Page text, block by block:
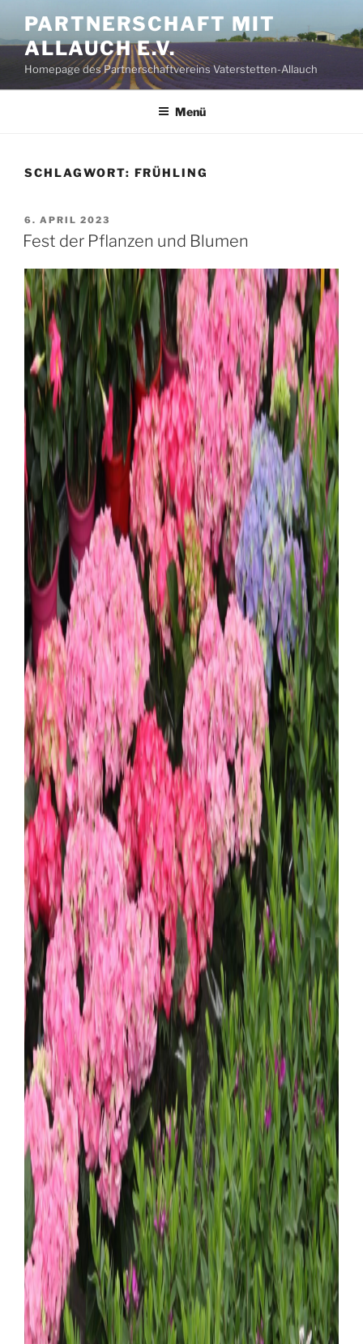
Inhalt
springen
PARTNERSCHAFT MIT
ALLAUCH E.V.
Homepage des Partnerschaftvereins Vaterstetten-Allauch
Menü
SCHLAGWORT: FRÜHLING
VERÖFFENTLICHT
AM
6. APRIL 2023
Fest der Pflanzen und Blumen